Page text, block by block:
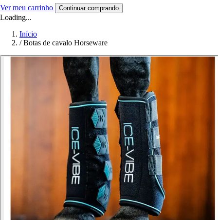
Ver meu carrinho Continuar comprando
Loading...
Início
/ Botas de cavalo Horseware